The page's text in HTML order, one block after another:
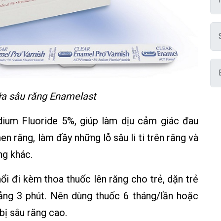
sâu răng Enamelast
Fluoride 5%, giúp làm dịu cảm giác đau
răng, làm đầy những lỗ sâu li ti trên răng và
khác.
đi kèm thoa thuốc lên răng cho trẻ, dặn trẻ
3 phút. Nên dùng thuốc 6 tháng/lần hoặc
sâu răng cao.